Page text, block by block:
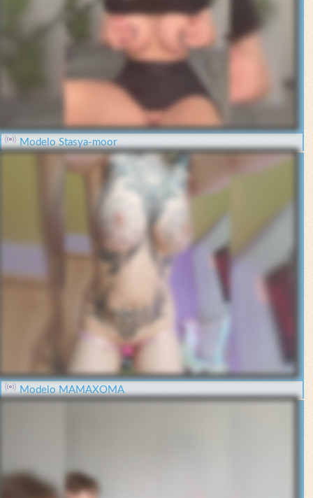
Modelo Stasya-moor
Modelo MAMAXOMA